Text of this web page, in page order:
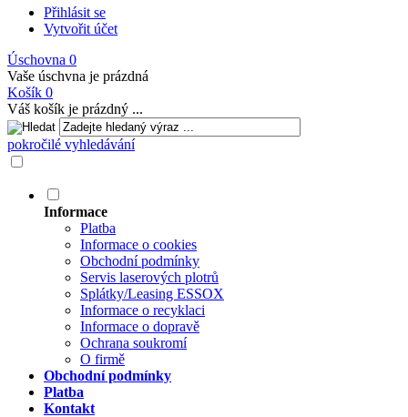
Přihlásit se
Vytvořit účet
Úschovna 0
Vaše úschvna je prázdná
Košík 0
Váš košík je prázdný ...
pokročilé vyhledávání
Informace
Platba
Informace o cookies
Obchodní podmínky
Servis laserových plotrů
Splátky/Leasing ESSOX
Informace o recyklaci
Informace o dopravě
Ochrana soukromí
O firmě
Obchodní podmínky
Platba
Kontakt